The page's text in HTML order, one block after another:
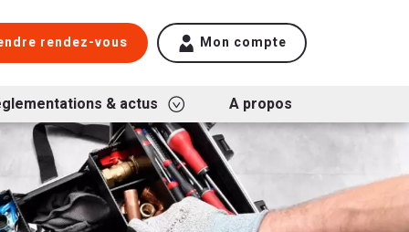
rendez-vous Mon compte
& actus A propos